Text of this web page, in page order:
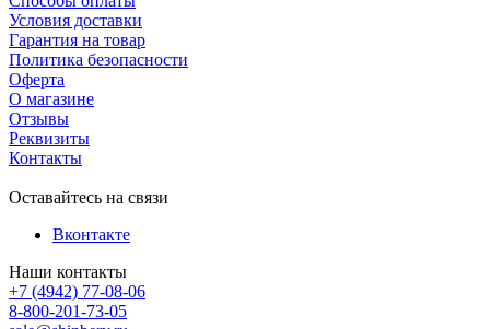
Условия доставки
Гарантия на товар
Политика безопасности
Оферта
О магазине
Отзывы
Реквизиты
Контакты
Оставайтесь на связи
Вконтакте
Наши контакты
+7 (4942) 77-08-06
8-800-201-73-05